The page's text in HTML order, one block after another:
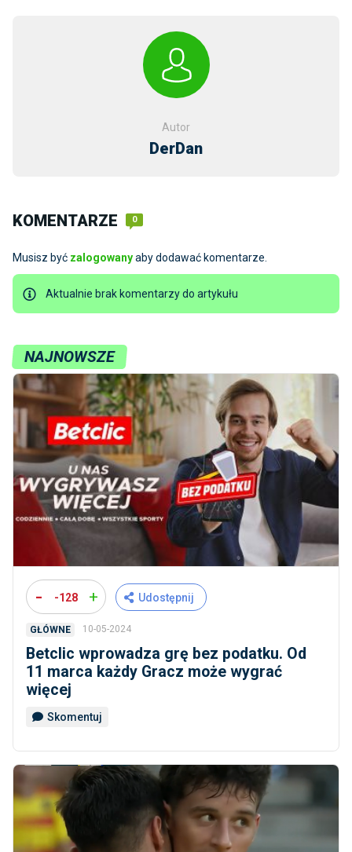
Autor
DerDan
KOMENTARZE 0
Musisz być zalogowanyaby dodawać komentarze.
Aktualnie brak komentarzy do artykułu
NAJNOWSZE
- -128 + Udostępnij
GŁÓWNE 10-05-2024
Betclic wprowadza grę bez podatku. Od
11 marca każdy Gracz może wygrać
więcej
Skomentuj